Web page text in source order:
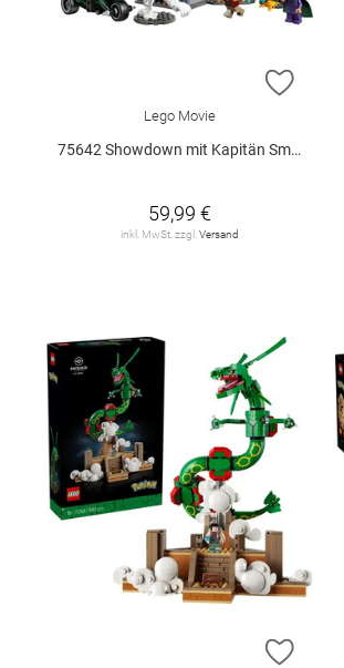
ZUR
Lego Movie
75642 Showdown mit Kapitän Smoker V29
59,99 €
inkl. MwSt. zzgl. Versand
ZUR